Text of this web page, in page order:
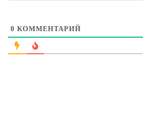
0 КОММЕНТАРИЙ